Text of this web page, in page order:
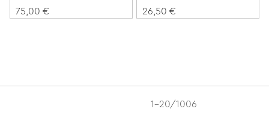
75,00 € 26,50 €
1-20/1006